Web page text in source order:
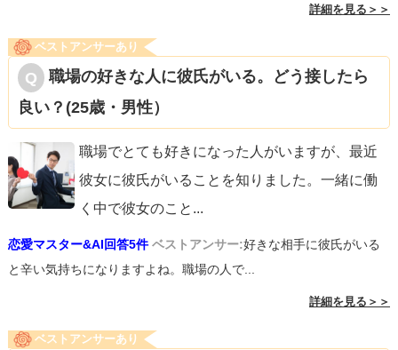
詳細を見る＞＞
ベストアンサーあり
職場の好きな人に彼氏がいる。どう接したら
良い？(25歳・男性）
職場でとても好きになった人がいますが、最近
彼女に彼氏がいることを知りました。一緒に働
く中で彼女のこと ...
恋愛マスター&AI回答5件 ベストアンサー:好きな相手に彼氏がいる
と辛い気持ちになりますよね。職場の人で...
詳細を見る＞＞
ベストアンサーあり